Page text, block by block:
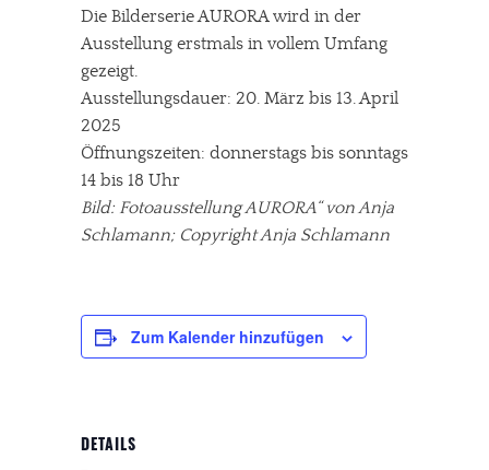
Die Bilderserie AURORA wird in der
Ausstellung erstmals in vollem Umfang
gezeigt.
Ausstellungsdauer: 20. März bis 13. April
2025
Öffnungszeiten: donnerstags bis sonntags
14 bis 18 Uhr
Bild: Fotoausstellung AURORA“ von Anja
Schlamann; Copyright Anja Schlamann
Zum Kalender hinzufügen
DETAILS